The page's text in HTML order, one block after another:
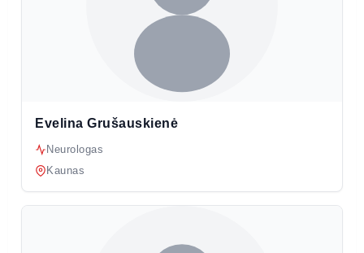
Evelina Grušauskienė
Neurologas
Kaunas